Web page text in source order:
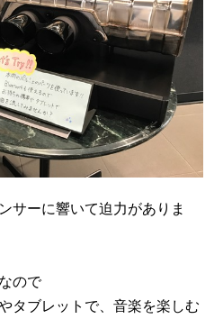
サーに響いて迫力がありま
ので
タブレットで、音楽を楽しむ